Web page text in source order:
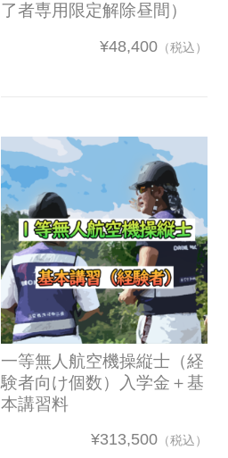
了者専用限定解除昼間）
¥48,400 （税込）
一等無人航空機操縦士（経
験者向け個数）入学金＋基
本講習料
¥313,500 （税込）